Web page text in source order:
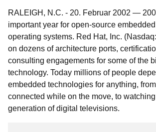
RALEIGH, N.C. - 20. Februar 2002 —
important year for open-source
operating systems. Red Hat, Inc.
on dozens of architecture ports,
consulting engagements for some of the
technology. Today millions of people
embedded technologies for anything,
connected while on the move, to
generation of digital televisions.